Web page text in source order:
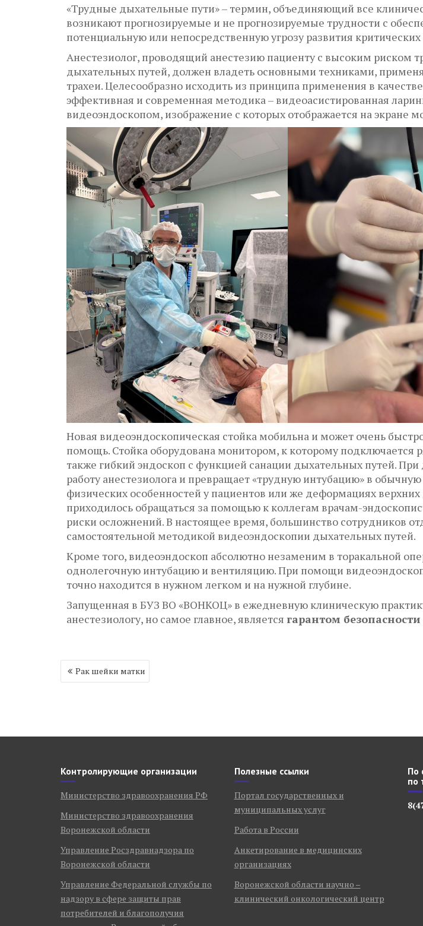
«Трудные дыхательные пути» – термин, объединяющий все
возникают прогнозируемые и не прогнозируемые трудности с
потенциальную или непосредственную угрозу развития
Анестезиолог, проводящий анестезию пациенту с высоким риском
дыхательных путей, должен владеть основными техниками,
трахеи. Целесообразно исходить из принципа применения в
эффективная и современная методика – видеоасистированная
видеоэндоскопом, изображение с которых отображается на экране
Новая видеоэндоскопическая стойка мобильна и может очень
помощь. Стойка оборудована монитором, к которому подключается
также гибкий эндоскоп с функцией санации дыхательных путей.
работу анестезиолога и превращает «трудную интубацию» в
физических особенностей у пациентов или же деформациях
приходилось обращаться за помощью к коллегам врачам-
риски осложнений. В настоящее время, большинство сотрудников
самостоятельной методикой видеоэндоскопии дыхательных путей.
Кроме того, видеоэндоскоп абсолютно незаменим в торакальной
однолегочную интубацию и вентиляцию. При помощи
точно находится в нужном легком и на нужной глубине.
Запущенная в БУЗ ВО «ВОНКОЦ» в ежедневную клиническую
анестезиологу, но самое главное, является гарантом
Навигация
по
Рак шейки матки
Контролирующие организации
Министерство здравоохранения РФ
Министерство здравоохранения
Воронежской области
Управление Росздравнадзора по
Воронежской области
Управление Федеральной службы по
надзору в сфере защиты прав
потребителей и благополучия
Полезные ссылки
Портал государственных и
муниципальных услуг
Работа в России
Анкетирование в медицинских
организациях
Воронежской области научно –
клинический онкологический центр
По
по